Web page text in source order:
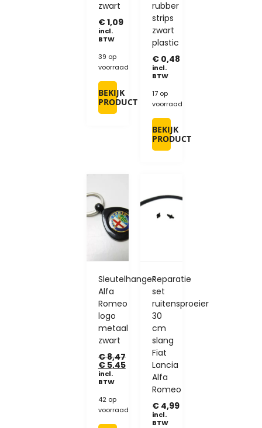
zwart
€1,09
incl.
BTW
39 op
voorraad
BEKIJK
PRODUCT
rubber
strips
zwart
plastic
€ 0,48
incl.
BTW
17 op
voorraad
BEKIJK
PRODUCT
Sleutelhanger
Alfa
Romeo
logo
metaal
zwart
€8,47
€5,45
incl.
BTW
42 op
voorraad
Reparatie
set
ruitensproeier
30
cm
slang
Fiat
Lancia
Alfa
Romeo
€ 4,99
incl.
BTW